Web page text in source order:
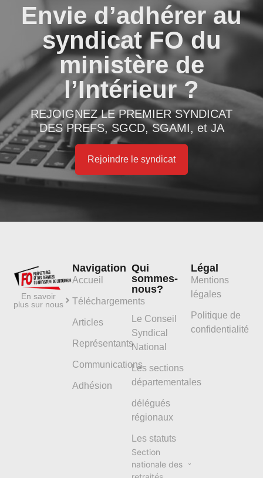
Envie d’adhérer au
syndicat FO du
ministère de
l’Intérieur ?
REJOIGNEZ LE PREMIER SYNDICAT
DES PREFS, SGCD, SGAMI, et JA
Rejoindre le syndicat
En savoir
plus sur nous
Navigation
Accueil
Téléchargements
Articles
Représentants
Communications
Adhésion
Qui
sommes-
nous?
Le Conseil
Syndical
National
Les sections
départementales
délégués
régionaux
Les statuts
Section
nationale des
Légal
Mentions
légales
Politique de
confidentialité